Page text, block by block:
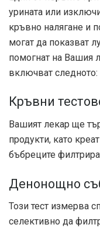
урината или
кръвно налягане и
могат да показват
помогнат на Вашия
включват следното:
Кръвни
Вашият лекар ще
продукти, като
бъбреците
Денонощно
Този тест измерва
селективно да